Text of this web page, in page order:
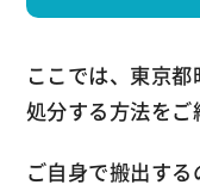
ここでは、東京
処分する方法をご
ご自身で搬出す